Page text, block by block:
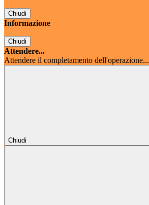
Chiudi
Informazione
Chiudi
Attendere...
Attendere il completamento dell'operazione...
Chiudi